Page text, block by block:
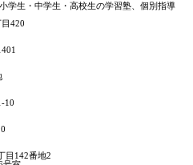
学生・中学生・高校生の学習塾、個別指導
420
10
目142番地2